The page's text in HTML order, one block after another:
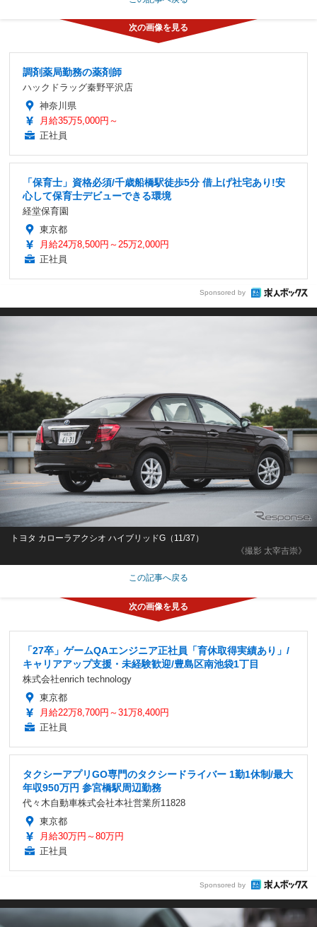
調剤薬局勤務の薬剤師
ハックドラッグ秦野平沢店
神奈川県
月給35万5,000円～
正社員
「保育士」資格必須/千歳船橋駅徒歩5分 借上げ社宅あり!安
心して保育士デビューできる環境
経堂保育園
東京都
月給24万8,500円～25万2,000円
正社員
Sponsored by
《撮影 太宰吉崇》
トヨタ カローラアクシオ ハイブリッドG（11/37）
この記事へ戻る
「27卒」ゲームQAエンジニア正社員「育休取得実績あり」/
キャリアアップ支援・未経験歓迎/豊島区南池袋1丁目
株式会社enrich technology
東京都
月給22万8,700円～31万8,400円
正社員
タクシーアプリGO専門のタクシードライバー 1勤1休制/最大
年収950万円 参宮橋駅周辺勤務
代々木自動車株式会社本社営業所11828
東京都
月給30万円～80万円
正社員
Sponsored by